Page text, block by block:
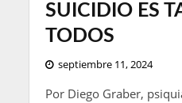
SUICIDIO ES
TODOS
septiembre 11, 2024
Por Diego Graber,